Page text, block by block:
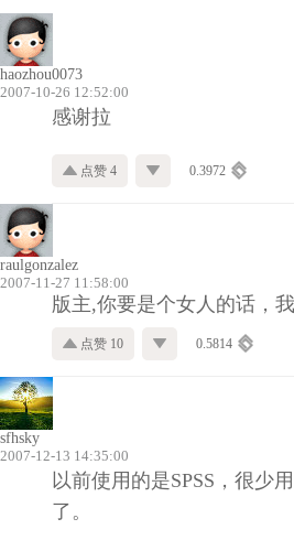
haozhou0073
2007-10-26 12:52:00
感谢拉
点赞 4 0.3972
raulgonzalez
2007-11-27 11:58:00
版主,你要是个女人的话，
点赞 10 0.5814
sfhsky
2007-12-13 14:35:00
以前使用的是SPSS，很少
了。